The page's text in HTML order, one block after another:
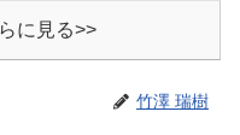
に見る>>
竹澤 瑞樹